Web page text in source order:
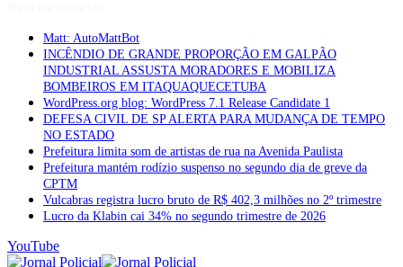
Matt: AutoMattBot
INCÊNDIO DE GRANDE PROPORÇÃO EM GALPÃO
INDUSTRIAL ASSUSTA MORADORES E MOBILIZA
BOMBEIROS EM ITAQUAQUECETUBA
WordPress.org blog: WordPress 7.1 Release Candidate 1
DEFESA CIVIL DE SP ALERTA PARA MUDANÇA DE TEMPO
NO ESTADO
Prefeitura limita som de artistas de rua na Avenida Paulista
Prefeitura mantém rodízio suspenso no segundo dia de greve da
CPTM
Vulcabras registra lucro bruto de R$ 402,3 milhões no 2º trimestre
Lucro da Klabin cai 34% no segundo trimestre de 2026
YouTube